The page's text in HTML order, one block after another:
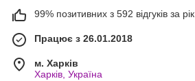
99% позитивних з 592 відгуків за рік
Працює з 26.01.2018
м. Харків
Харків, Україна